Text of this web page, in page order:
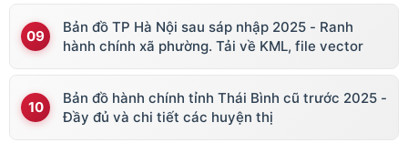
Bản đồ TP Hà Nội sau sáp nhập 2025 - Ranh
hành chính xã phường. Tải về KML, file vector
Bản đồ hành chính tỉnh Thái Bình cũ trước 2025 -
Đầy đủ và chi tiết các huyện thị